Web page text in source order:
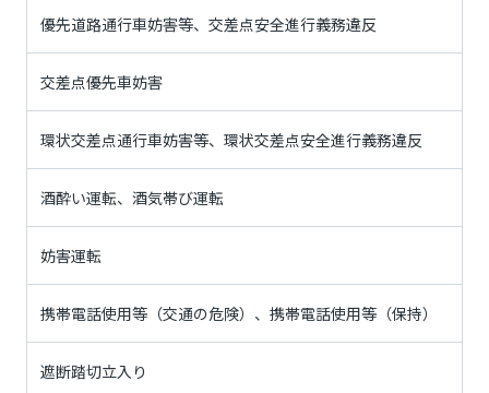
優先道路通行車妨害等、交差点安全進行義務違反
交差点優先車妨害
環状交差点通行車妨害等、環状交差点安全進行義務違反
酒酔い運転、酒気帯び運転
妨害運転
携帯電話使用等（交通の危険）、携帯電話使用等（保持）
遮断踏切立入り